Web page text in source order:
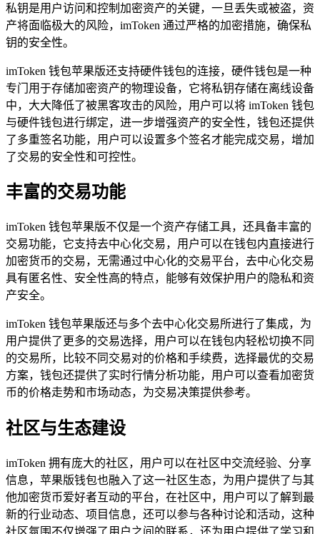
私钥是用户访问和控制加密资产的关键，一旦丢失或被盗，资
产将面临极大的风险，imToken 通过严格的加密措施，确保私
钥的安全性。
imToken 钱包苹果版还支持硬件钱包的连接，硬件钱包是一种
专门用于存储加密资产的物理设备，它将私钥存储在离线设备
中，大大降低了被黑客攻击的风险，用户可以将 imToken 钱包
与硬件钱包进行绑定，进一步增强资产的安全性，钱包还提供
了多重签名功能，用户可以设置多个签名才能完成交易，增加
了交易的安全性和可控性。
丰富的交易功能
imToken 钱包苹果版不仅是一个资产存储工具，还具备丰富的
交易功能，它支持去中心化交易，用户可以在钱包内直接进行
加密货币的交易，无需通过中心化的交易平台，去中心化交易
具有匿名性、安全性高的特点，能够有效保护用户的隐私和资
产安全。
imToken 钱包苹果版还与多个去中心化交易所进行了集成，为
用户提供了更多的交易选择，用户可以在钱包内轻松切换不同
的交易所，比较不同交易对的价格和手续费，选择最优的交易
方案，钱包还提供了实时行情分析功能，用户可以查看加密货
币的价格走势和市场动态，为交易决策提供参考。
社区与生态建设
imToken 拥有庞大的社区，用户可以在社区中交流经验、分享
信息，苹果版钱包也融入了这一社区生态，为用户提供了与其
他加密货币爱好者互动的平台，在社区中，用户可以了解到最
新的行业动态、项目信息，还可以参与各种讨论和活动，这种